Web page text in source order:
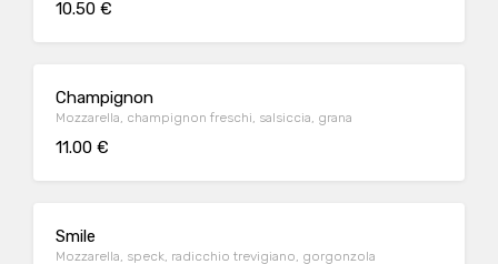
10.50 €
Champignon
Mozzarella, champignon freschi, salsiccia, grana
11.00 €
Smile
Mozzarella, speck, radicchio trevigiano, gorgonzola